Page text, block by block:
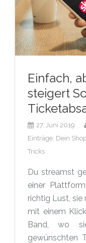
Einfach,
steigert
27. Juni 2019
Einträge, Dein
Tricks
Du streamst
einer
richtig Lust, sie
mit einem
Band, wo
gewünschten